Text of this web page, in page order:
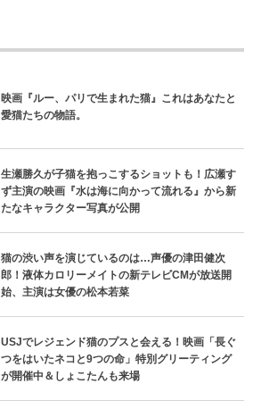
映画『ルー、パリで生まれた猫』これはあなたと
愛猫たちの物語。
生瀬勝久が子猫を抱っこするショットも！広瀬す
ず主演の映画『水は海に向かって流れる』から新
たなキャラクター写真が公開
猫の渋い声を演じているのは…声優の津田健次
郎！液体カロリーメイトの新テレビCMが放送開
始、主演は女優の松本若菜
USJでレジェンド猫のプスと会える！映画「長ぐ
つをはいたネコと9つの命」特別グリーティング
が開催中＆しょこたんも来場